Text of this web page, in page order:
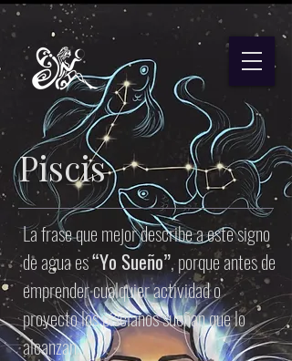
Piscis
La frase que mejor describe a este signo
de agua es“Yo Sueño”, porque antes de
emprender cualquier actividad o
proyecto los piscianos sueñan que lo
alcanzan.